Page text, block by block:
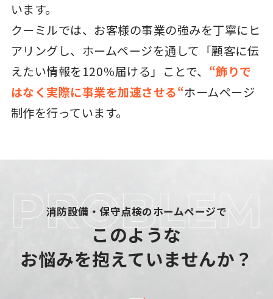
います。
クーミルでは、お客様の事業の強みを丁寧にヒ
アリングし、ホームページを通して「顧客に伝
えたい情報を120％届ける」ことで、 “飾りで
はなく実際に事業を加速させる“ホームページ
制作を行っています。
消防設備・保守点検のホームページで
このような
お悩みを抱えていませんか？